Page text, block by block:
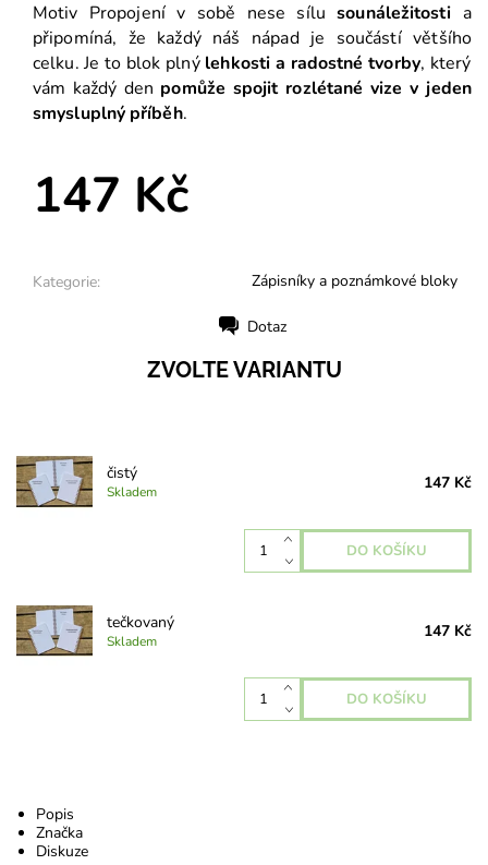
Motiv Propojení v sobě nese sílusounáležitostia
připomíná, že každý náš nápad je součástí většího
celku. Je to blok plný lehkosti a radostné tvorby, který
vám každý den pomůže spojit rozlétané vize v jeden
smysluplný příběh.
147 Kč
Kategorie: Zápisníky a poznámkové bloky
Dotaz
ZVOLTE VARIANTU
čistý
Skladem 147 Kč
tečkovaný
Skladem 147 Kč
Popis
Značka
Diskuze